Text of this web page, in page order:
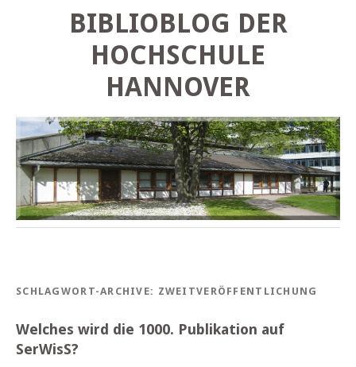
BIBLIOBLOG DER
HOCHSCHULE
HANNOVER
SCHLAGWORT-ARCHIVE: ZWEITVERÖFFENTLICHUNG
Welches wird die 1000. Publikation auf
SerWisS?